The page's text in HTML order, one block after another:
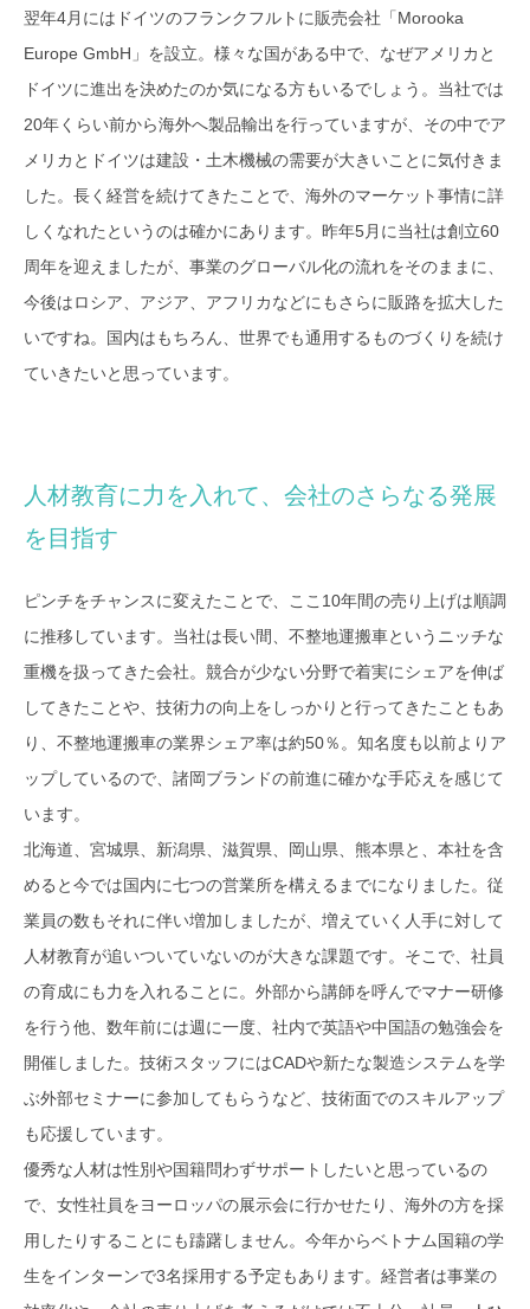
翌年4月にはドイツのフランクフルトに販売会社「Morooka
Europe GmbH」を設立。様々な国がある中で、なぜアメリカと
ドイツに進出を決めたのか気になる方もいるでしょう。当社では
20年くらい前から海外へ製品輸出を行っていますが、その中でア
メリカとドイツは建設・土木機械の需要が大きいことに気付きま
した。長く経営を続けてきたことで、海外のマーケット事情に詳
しくなれたというのは確かにあります。昨年5月に当社は創立60
周年を迎えましたが、事業のグローバル化の流れをそのままに、
今後はロシア、アジア、アフリカなどにもさらに販路を拡大した
いですね。国内はもちろん、世界でも通用するものづくりを続け
ていきたいと思っています。
人材教育に力を入れて、会社のさらなる発展
を目指す
ピンチをチャンスに変えたことで、ここ10年間の売り上げは順調
に推移しています。当社は長い間、不整地運搬車というニッチな
重機を扱ってきた会社。競合が少ない分野で着実にシェアを伸ば
してきたことや、技術力の向上をしっかりと行ってきたこともあ
り、不整地運搬車の業界シェア率は約50％。知名度も以前よりア
ップしているので、諸岡ブランドの前進に確かな手応えを感じて
います。
北海道、宮城県、新潟県、滋賀県、岡山県、熊本県と、本社を含
めると今では国内に七つの営業所を構えるまでになりました。従
業員の数もそれに伴い増加しましたが、増えていく人手に対して
人材教育が追いついていないのが大きな課題です。そこで、社員
の育成にも力を入れることに。外部から講師を呼んでマナー研修
を行う他、数年前には週に一度、社内で英語や中国語の勉強会を
開催しました。技術スタッフにはCADや新たな製造システムを学
ぶ外部セミナーに参加してもらうなど、技術面でのスキルアップ
も応援しています。
優秀な人材は性別や国籍問わずサポートしたいと思っているの
で、女性社員をヨーロッパの展示会に行かせたり、海外の方を採
用したりすることにも躊躇しません。今年からベトナム国籍の学
生をインターンで3名採用する予定もあります。経営者は事業の